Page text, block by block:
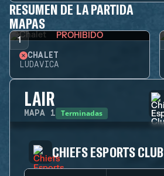
RESUMEN DE LA PARTIDA
MAPAS
1 PROHIBIDO
CHALET
LUDAVICA
LAIR
MAPA 1 Terminadas
CHIEFS ESPORTS CLUB